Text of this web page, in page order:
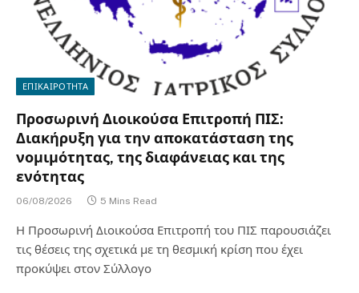
ΕΠΙΚΑΙΡΟΤΗΤΑ
Προσωρινή Διοικούσα Επιτροπή ΠΙΣ:
Διακήρυξη για την αποκατάσταση της
νομιμότητας, της διαφάνειας και της
ενότητας
06/08/2026 5 Mins Read
Η Προσωρινή Διοικούσα Επιτροπή του ΠΙΣ παρουσιάζει
τις θέσεις της σχετικά με τη θεσμική κρίση που έχει
προκύψει στον Σύλλογο